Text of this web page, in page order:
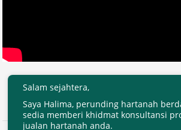
Salam sejahtera,
Saya Halima, perunding hartanah
sedia memberi khidmat konsultansi
jualan hartanah anda.